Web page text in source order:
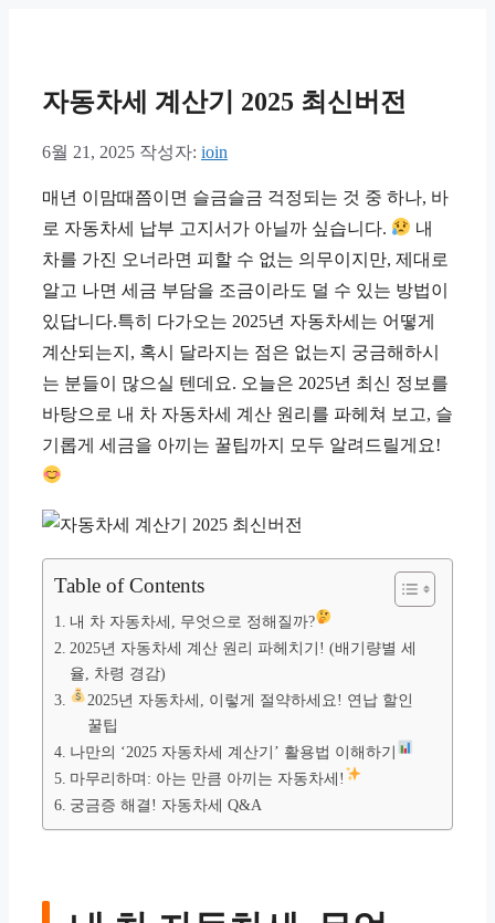
자동차세 계산기 2025 최신버전
6월 21, 2025 작성자: ioin
매년 이맘때쯤이면 슬금슬금 걱정되는 것 중 하나, 바
로 자동차세 납부 고지서가 아닐까 싶습니다.
내
차를 가진 오너라면 피할 수 없는 의무이지만, 제대로
알고 나면 세금 부담을 조금이라도 덜 수 있는 방법이
있답니다.특히 다가오는 2025년 자동차세는 어떻게
계산되는지, 혹시 달라지는 점은 없는지 궁금해하시
는 분들이 많으실 텐데요. 오늘은 2025년 최신 정보를
바탕으로 내 차 자동차세 계산 원리를 파헤쳐 보고, 슬
기롭게 세금을 아끼는 꿀팁까지 모두 알려드릴게요!
Table of Contents
내 차 자동차세, 무엇으로 정해질까?
2025년 자동차세 계산 원리 파헤치기! (배기량별 세
율, 차령 경감)
2025년 자동차세, 이렇게 절약하세요! 연납 할인
꿀팁
나만의 ‘2025 자동차세 계산기’ 활용법 이해하기
마무리하며: 아는 만큼 아끼는 자동차세!
궁금증 해결! 자동차세 Q&A